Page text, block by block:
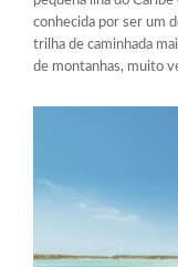
conhecida por ser um
trilha de caminhada
de montanhas, muito